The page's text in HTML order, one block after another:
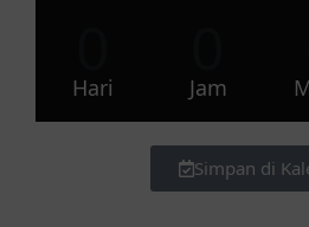
Hari Jam
Simpan di